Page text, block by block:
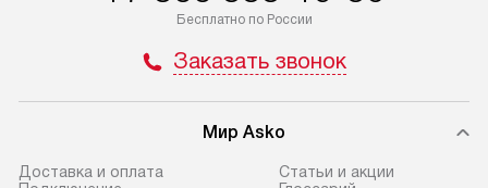
не предусмотрена. Доставка
регионы осуществляется через
до представительства
обеспечивают
Готовые
от категории,
Бесплатно по России
Заказать звонок
Мир Asko
Доставка и оплата
Статьи и акции